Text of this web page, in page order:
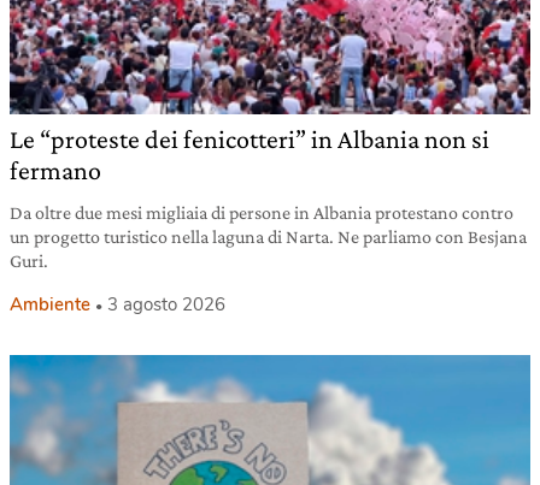
Le “proteste dei fenicotteri” in Albania non si
fermano
Da oltre due mesi migliaia di persone in Albania protestano contro
un progetto turistico nella laguna di Narta. Ne parliamo con Besjana
Guri.
Ambiente 3 agosto 2026